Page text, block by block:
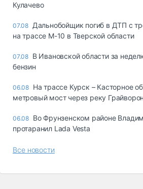
Кулачево
07.08 Дальнобойщик погиб в ДТП с
на трассе М-10 в Тверской области
07.08 В Ивановской области за
бензин
06.08 На трассе Курск – Касторное
метровый мост через реку
06.08 Во Фрунзенском районе
протаранил Lada Vesta
Все новости